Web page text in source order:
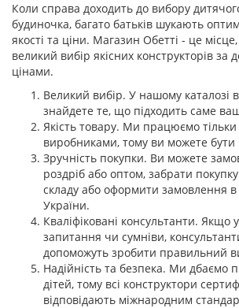
Коли справа доходить до вибору
будиночка, багато батьків шукають
якості та ціни. Магазин Обетті - це
великий вибір якісних конструкторів за
цінами.
Великий вибір. У нашому каталозі
знайдете те, що підходить саме
Якість товару. Ми працюємо
виробниками, тому ви можете бути
Зручність покупки. Ви можете
роздріб або оптом, забрати покупку
складу або оформити замовлення в
України.
Кваліфіковані консультанти. Якщо
запитання чи сумніви,
допоможуть зробити правильний
Надійність та безпека. Ми дбаємо
дітей, тому всі конструктори
відповідають міжнародним